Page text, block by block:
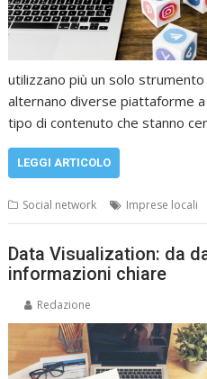
utilizzano più un solo
alternano diverse piattaforme
tipo di contenuto che stanno
LEGGI ARTICOLO
Social network Imprese locali
Data Visualization: da
informazioni chiare
Redazione